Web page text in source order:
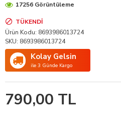
790,00 TL
TÜKENDI
Ürün Kodu: 8693986013724
SKU: 8693986013724
Kolay Gelsin
ile 3 Günde Kargo
17256 Görüntüleme